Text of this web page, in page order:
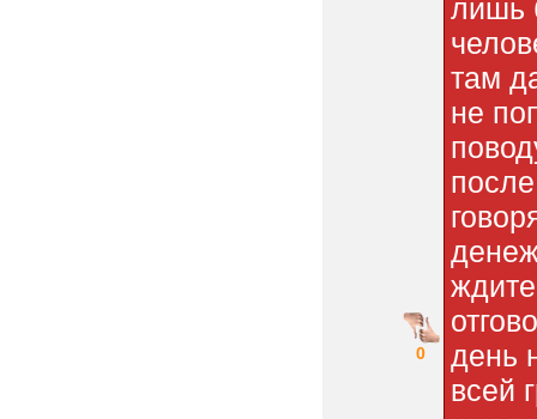
0
лишь
там
не
день
всей